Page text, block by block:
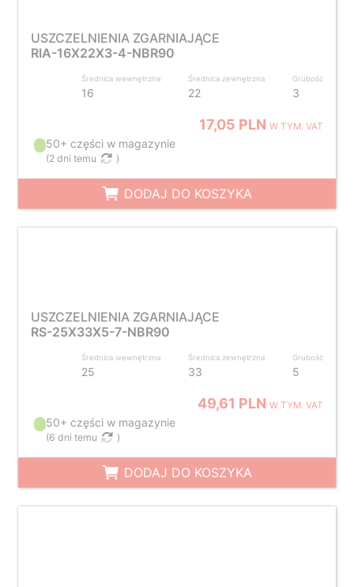
USZCZELNIENIA ZGARNIAJĄCE
RIA-16X22X3-4-NBR90
Średnica wewnętrzna
16
Średnica zewnętrzna
22
Grubość
3
17,05 PLNW TYM. VAT
50+ części w magazynie
(2 dni temu )
DODAJ DO KOSZYKA
USZCZELNIENIA ZGARNIAJĄCE
RS-25X33X5-7-NBR90
Średnica wewnętrzna
25
Średnica zewnętrzna
33
Grubość
5
49,61 PLNW TYM. VAT
50+ części w magazynie
(6 dni temu )
DODAJ DO KOSZYKA